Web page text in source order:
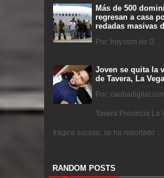
Más de 500
regresan a casa
redadas masivas
Por: hoy.com.do D ...
Joven se quita la
de Tavera, La Vega
Por:
Tavera Provincia La
trágico suceso, se ha reportado ...
RANDOM POSTS